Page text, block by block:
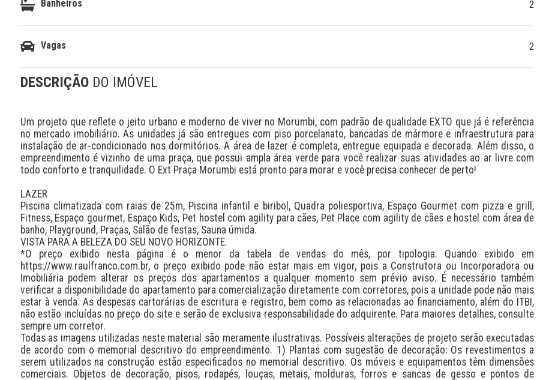
Banheiros 2
Vagas 2
DESCRIÇÃO DO IMÓVEL
Um projeto que reflete o jeito urbano e moderno de viver no Morumbi, com padrão de qualidade EXTO que já é referência
no mercado imobiliário. As unidades já são entregues com piso porcelanato, bancadas de mármore e infraestrutura para
instalação de ar-condicionado nos dormitórios. A área de lazer é completa, entregue equipada e decorada. Além disso, o
empreendimento é vizinho de uma praça, que possui ampla área verde para você realizar suas atividades ao ar livre com
todo conforto e tranquilidade. O Ext Praça Morumbi está pronto para morar e você precisa conhecer de perto!
LAZER
Piscina climatizada com raias de 25m, Piscina infantil e biribol, Quadra poliesportiva, Espaço Gourmet com pizza e grill,
Fitness, Espaço gourmet, Espaço Kids, Pet hostel com agility para cães, Pet Place com agility de cães e hostel com área de
banho, Playground, Praças, Salão de festas, Sauna úmida.
VISTA PARA A BELEZA DO SEU NOVO HORIZONTE.
*O preço exibido nesta página é o menor da tabela de vendas do mês, por tipologia. Quando exibido em
https://www.raulfranco.com.br, o preço exibido pode não estar mais em vigor, pois a Construtora ou Incorporadora ou
Imobiliária podem alterar os preços dos apartamentos a qualquer momento sem prévio aviso. É necessário também
verificar a disponibilidade do apartamento para comercialização diretamente com corretores, pois a unidade pode não mais
estar à venda. As despesas cartorárias de escritura e registro, bem como as relacionadas ao financiamento, além do ITBI,
não estão incluídas no preço do site e serão de exclusiva responsabilidade do adquirente. Para maiores detalhes, consulte
sempre um corretor.
Todas as imagens utilizadas neste material são meramente ilustrativas. Possíveis alterações de projeto serão executadas
de acordo com o memorial descritivo do empreendimento. 1) Plantas com sugestão de decoração: Os revestimentos a
serem utilizados na construção estão especificados no memorial descritivo. Os móveis e equipamentos têm dimensões
comerciais. Objetos de decoração, pisos, rodapés, louças, metais, molduras, forros e sancas de gesso e pontos de